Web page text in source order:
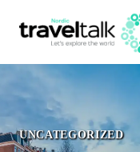
UNCATEGORIZED